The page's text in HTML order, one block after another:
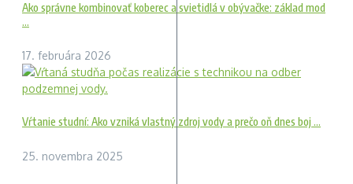
Ako správne kombinovať koberec a svietidlá v obývačke: základ mod
...
17. februára 2026
Vŕtanie studní: Ako vzniká vlastný zdroj vody a prečo oň dnes boj ...
25. novembra 2025